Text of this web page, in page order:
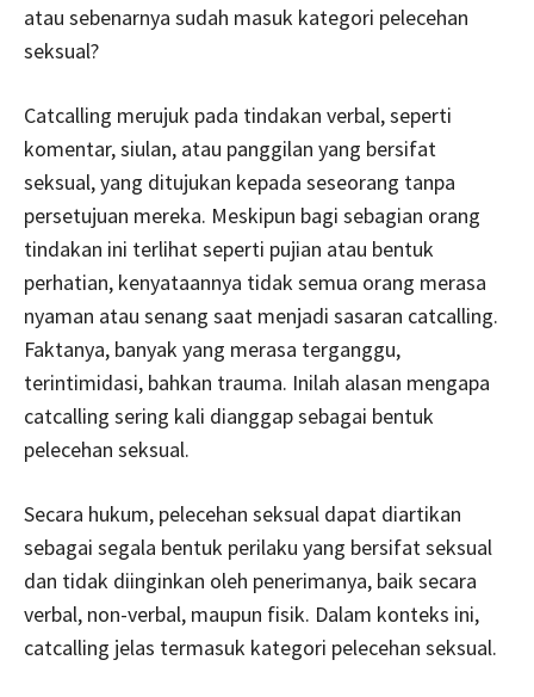
atau sebenarnya sudah masuk kategori pelecehan
seksual?
Catcalling merujuk pada tindakan verbal, seperti
komentar, siulan, atau panggilan yang bersifat
seksual, yang ditujukan kepada seseorang tanpa
persetujuan mereka. Meskipun bagi sebagian orang
tindakan ini terlihat seperti pujian atau bentuk
perhatian, kenyataannya tidak semua orang merasa
nyaman atau senang saat menjadi sasaran catcalling.
Faktanya, banyak yang merasa terganggu,
terintimidasi, bahkan trauma. Inilah alasan mengapa
catcalling sering kali dianggap sebagai bentuk
pelecehan seksual.
Secara hukum, pelecehan seksual dapat diartikan
sebagai segala bentuk perilaku yang bersifat seksual
dan tidak diinginkan oleh penerimanya, baik secara
verbal, non-verbal, maupun fisik. Dalam konteks ini,
catcalling jelas termasuk kategori pelecehan seksual.